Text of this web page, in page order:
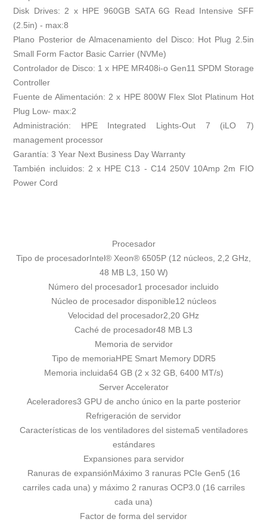
Disk Drives: 2 x HPE 960GB SATA 6G Read Intensive SFF
(2.5in) - max:8
Plano Posterior de Almacenamiento del Disco: Hot Plug 2.5in
Small Form Factor Basic Carrier (NVMe)
Controlador de Disco: 1 x HPE MR408i-o Gen11 SPDM Storage
Controller
Fuente de Alimentación: 2 x HPE 800W Flex Slot Platinum Hot
Plug Low- max:2
Administración: HPE Integrated Lights-Out 7 (iLO 7)
management processor
Garantía: 3 Year Next Business Day Warranty
También incluidos: 2 x HPE C13 - C14 250V 10Amp 2m FIO
Power Cord
Procesador
Tipo de procesadorIntel® Xeon® 6505P (12 núcleos, 2,2 GHz,
48 MB L3, 150 W)
Número del procesador1 procesador incluido
Núcleo de procesador disponible12 núcleos
Velocidad del procesador2,20 GHz
Caché de procesador48 MB L3
Memoria de servidor
Tipo de memoriaHPE Smart Memory DDR5
Memoria incluida64 GB (2 x 32 GB, 6400 MT/s)
Server Accelerator
Aceleradores3 GPU de ancho único en la parte posterior
Refrigeración de servidor
Características de los ventiladores del sistema5 ventiladores
estándares
Expansiones para servidor
Ranuras de expansiónMáximo 3 ranuras PCIe Gen5 (16
carriles cada una) y máximo 2 ranuras OCP3.0 (16 carriles
cada una)
Factor de forma del servidor